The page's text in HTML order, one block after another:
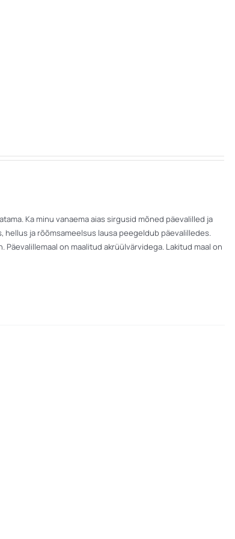
Ka minu vanaema aias sirgusid mõned päevalilled ja
ja rõõmsameelsus lausa peegeldub päevalilledes.
on maalitud akrüülvärvidega. Lakitud maal on